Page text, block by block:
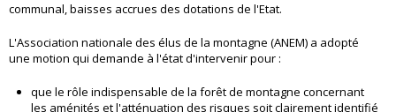
communal, baisses accrues des dotations de l'Etat.
L'Association nationale des élus de la montagne (ANEM) a adopté
une motion qui demande à l'état d'intervenir pour :
que le rôle indispensable de la forêt de montagne concernant
les aménités et l'atténuation des risques soit clairement identifié